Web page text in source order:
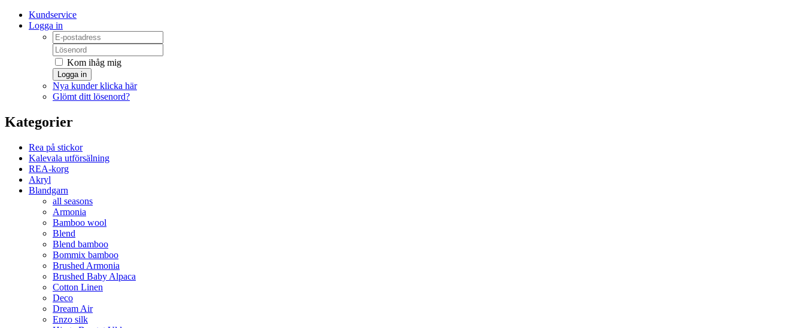
Kundservice
Logga in
Kom ihåg mig
Logga in
Nya kunder klicka här
Glömt ditt lösenord?
Kategorier
Rea på stickor
Kalevala utförsälning
REA-korg
Akryl
Blandgarn
all seasons
Armonia
Bamboo wool
Blend
Blend bamboo
Bommix bamboo
Brushed Armonia
Brushed Baby Alpaca
Cotton Linen
Deco
Dream Air
Enzo silk